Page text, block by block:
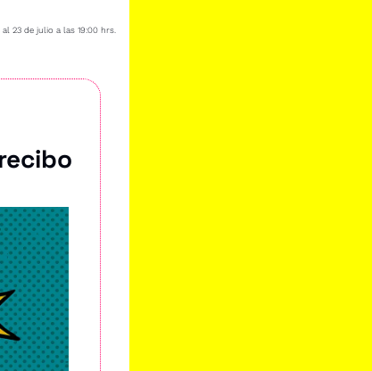
23 de julio a las 19:00 hrs.